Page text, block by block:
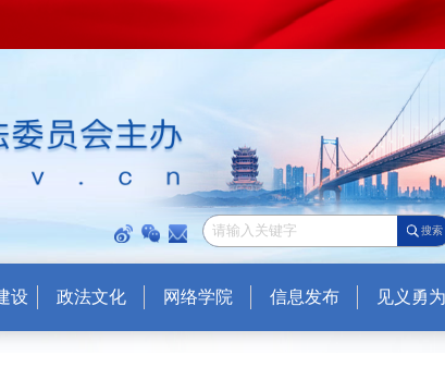
搜索
设 政法文化 网络学院 信息发布 见义勇为